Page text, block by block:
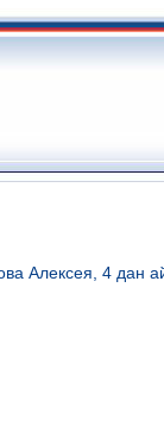
Алексея, 4 дан